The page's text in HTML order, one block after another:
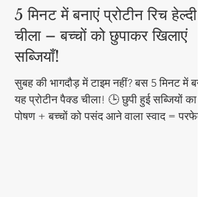
5 मिनट में बनाएं प्रोटीन रिच हेल्दी
चीला – बच्चों को छुपाकर खिलाएं
सब्जियाँ!
सुबह की भागदौड़ में टाइम नहीं? बस 5 मिनट में
यह प्रोटीन पैक्ड चीला! 🕒 छुपी हुई सब्जियों का
पोषण + बच्चों को पसंद आने वाला स्वाद =